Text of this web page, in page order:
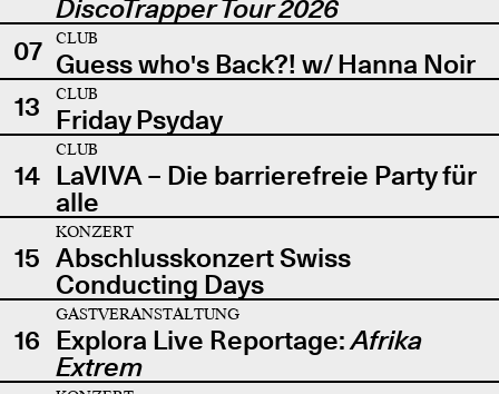
DiscoTrapper Tour 2026
07
CLUB
Guess who's Back?! w/ Hanna Noir
13
CLUB
Friday Psyday
14
CLUB
LaVIVA – Die barrierefreie Party für
alle
15
KONZERT
Abschlusskonzert Swiss
Conducting Days
16
GASTVERANSTALTUNG
Explora Live Reportage:Afrika
Extrem